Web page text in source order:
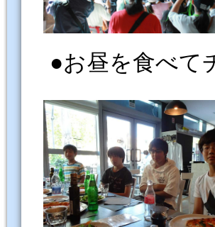
●お昼を食べて